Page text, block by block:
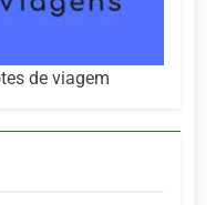
de viagem